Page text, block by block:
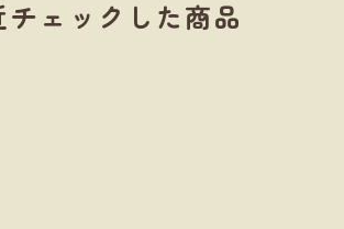
チェックした商品